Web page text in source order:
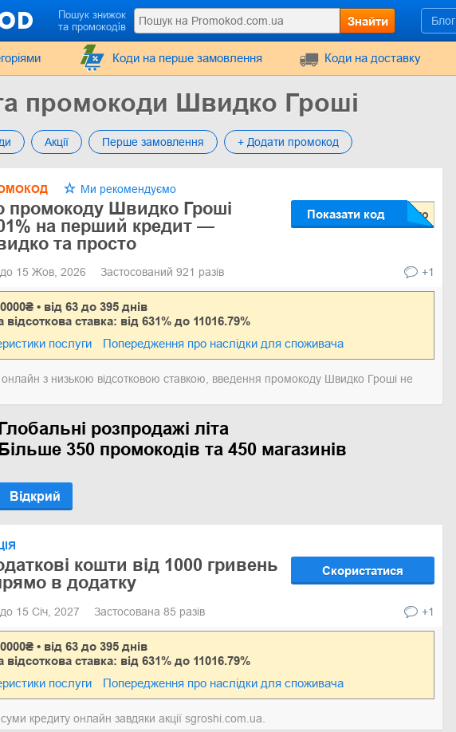
Пошук знижок
та промокодів
Знайти Блог
Коди на перше замовлення Коди на доставку
промокоди Швидко Гроші
Акції Перше замовлення + Додати промокод
Ми рекомендуємо
промокоду Швидко Гроші
на перший кредит —
та просто
Показати код
до 15 Жов, 2026 Застосований 921 разів +1
• від 63 до 395 днів
відсоткова ставка: від 631% до 11016.79%
послуги
Попередження про наслідки для споживача
з низькою відсотковою ставкою, введення промокоду Швидко Гроші не
розпродажі літа
350 промокодів та 450 магазинів
Відкрий
кошти від 1000 гривень
в додатку
Скористатися
до 15 Січ, 2027 Застосована 85 разів +1
• від 63 до 395 днів
відсоткова ставка: від 631% до 11016.79%
послуги
Попередження про наслідки для споживача
кредиту онлайн завдяки акції sgroshi.com.ua.